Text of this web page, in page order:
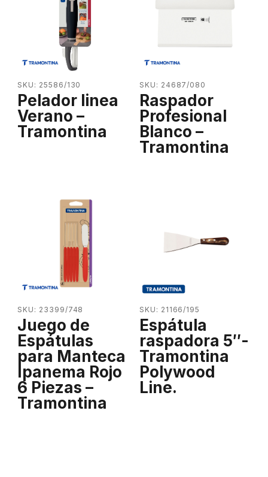
SKU: 25586/130
Pelador linea
Verano –
Tramontina
SKU: 24687/080
Raspador
Profesional
Blanco –
Tramontina
SKU: 23399/748
Juego de
Espátulas
para Manteca
Ipanema Rojo
6 Piezas –
Tramontina
SKU: 21166/195
Espátula
raspadora 5″-
Tramontina
Polywood
Line.